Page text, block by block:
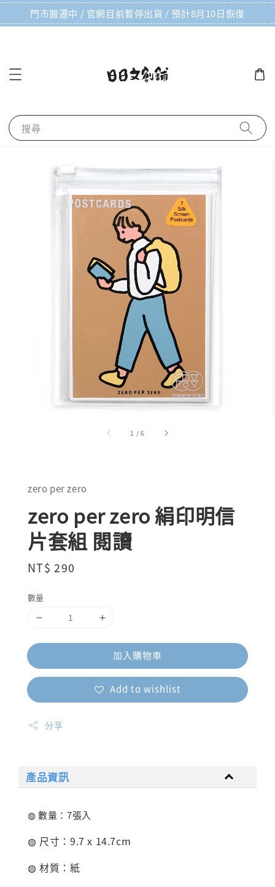
門市搬遷中 / 官網目前暫停出貨 / 預計8月10日恢復
搜尋
1 /6
zero per zero
zero per zero 絹印明信
片套組 閱讀
Regular
NT$ 290
數量
加入購物車
Add to wishlist
分享
產品資訊
◍ 數量：7張入
◍ 尺寸：9.7 x 14.7cm
◍ 材質：紙